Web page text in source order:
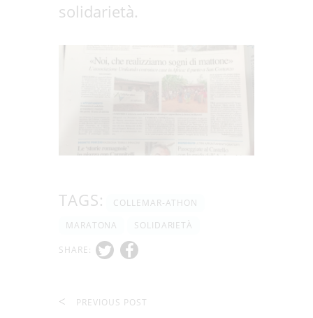
solidarietà.
TAGS:
COLLEMAR-ATHON
MARATONA
SOLIDARIETÀ
SHARE:
PREVIOUS POST